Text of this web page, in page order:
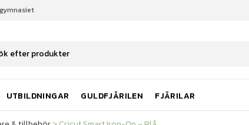
UTBILDNINGAR GULDFJÄRILEN FJÄRILAR
& tillbehör